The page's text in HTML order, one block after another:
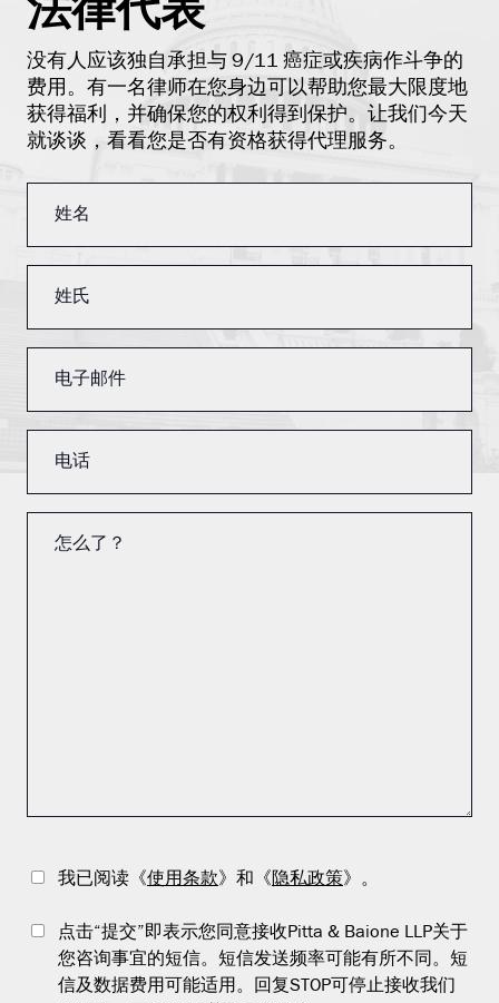
没有人应该独自承担与 9/11 癌症或疾病作斗争的
费用。有一名律师在您身边可以帮助您最大限度地
获得福利，并确保您的权利得到保护。让我们今天
就谈谈，看看您是否有资格获得代理服务。
我已阅读《使用条款》和《 隐私政策》。
点击“提交”即表示您同意接收Pitta & Baione LLP关于
您咨询事宜的短信。短信发送频率可能有所不同。短
信及数据费用可能适用。回复STOP可停止接收我们